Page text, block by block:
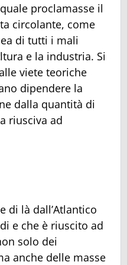
proclamasse il
circolante, come
di tutti i mali
e la industria. Si
viete teoriche
dipendere la
dalla quantità di
riusciva ad
di là dall’Atlantico
e che è riuscito ad
solo dei
anche delle masse